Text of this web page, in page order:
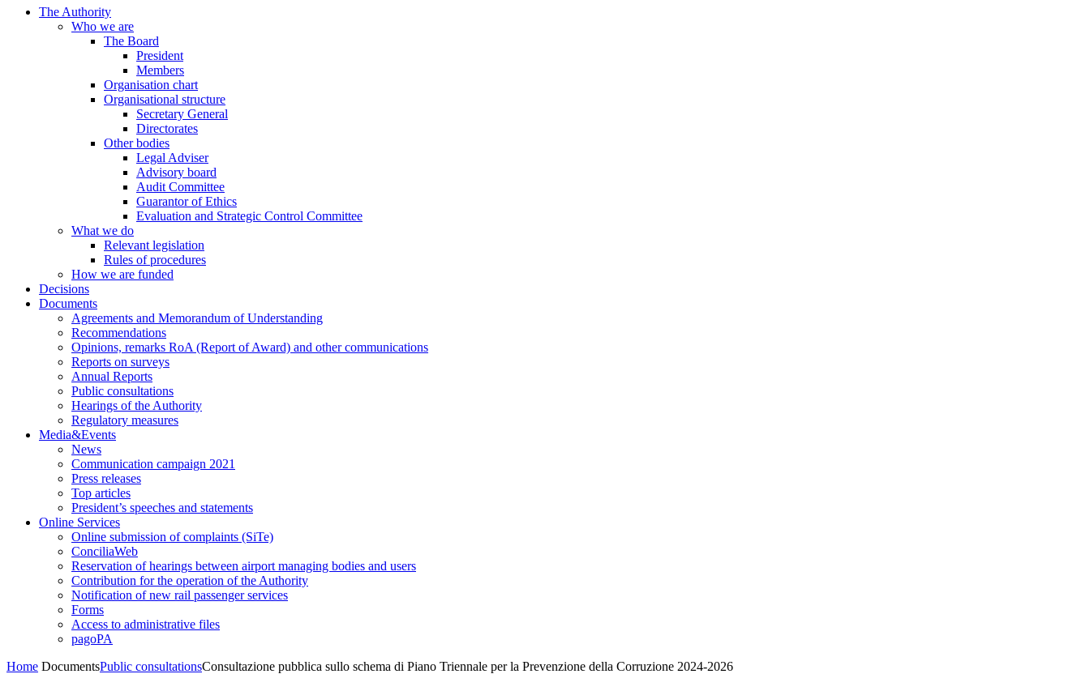
The Authority
Who we are
The Board
President
Members
Organisation chart
Organisational structure
Secretary General
Directorates
Other bodies
Legal Adviser
Advisory board
Audit Committee
Guarantor of Ethics
Evaluation and Strategic Control Committee
What we do
Relevant legislation
Rules of procedures
How we are funded
Decisions
Documents
Agreements and Memorandum of Understanding
Recommendations
Opinions, remarks RoA (Report of Award) and other communications
Reports on surveys
Annual Reports
Public consultations
Hearings of the Authority
Regulatory measures
Media&Events
News
Communication campaign 2021
Press releases
Top articles
President’s speeches and statements
Online Services
Online submission of complaints (SiTe)
ConciliaWeb
Reservation of hearings between airport managing bodies and users
Contribution for the operation of the Authority
Notification of new rail passenger services
Forms
Access to administrative files
pagoPA
Home DocumentsPublic consultationsConsultazione pubblica sullo schema di Piano Triennale per la Prevenzione della Corruzione 2024-2026